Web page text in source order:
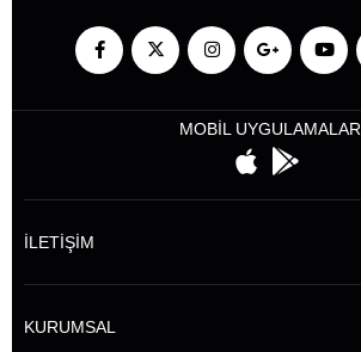
MOBİL UYGULAMALAR
İLETİŞİM
KURUMSAL